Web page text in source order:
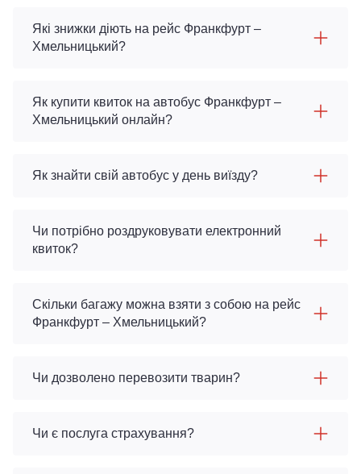
Які знижки діють на рейс Франкфурт –
Хмельницький?
Як купити квиток на автобус Франкфурт –
Хмельницький онлайн?
Як знайти свій автобус у день виїзду?
Чи потрібно роздруковувати електронний
квиток?
Скільки багажу можна взяти з собою на рейс
Франкфурт – Хмельницький?
Чи дозволено перевозити тварин?
Чи є послуга страхування?